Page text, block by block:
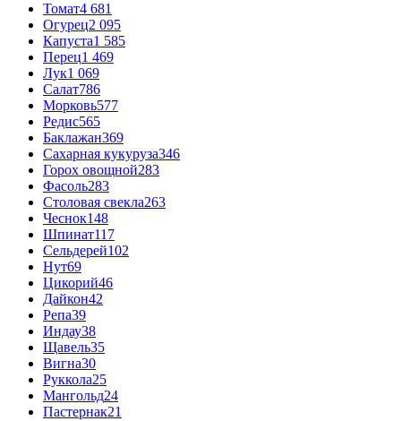
Томат4 681
Огурец2 095
Капуста1 585
Перец1 469
Лук1 069
Салат786
Морковь577
Редис565
Баклажан369
Сахарная кукуруза346
Горох овощной283
Фасоль283
Столовая свекла263
Чеснок148
Шпинат117
Сельдерей102
Нут69
Цикорий46
Дайкон42
Репа39
Индау38
Щавель35
Вигна30
Руккола25
Мангольд24
Пастернак21